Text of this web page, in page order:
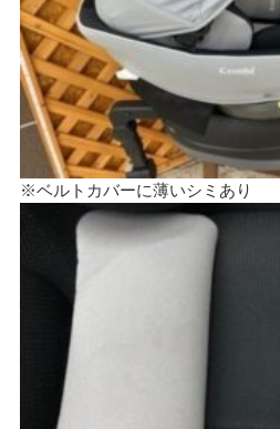
※ベルトカバーに薄いシミあり